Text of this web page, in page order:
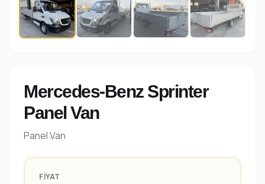
Mercedes-Benz Sprinter
Panel Van
Panel Van
FIYAT